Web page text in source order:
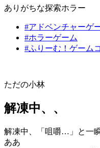
ありがちな探索ホラー
#アドベンチャーゲ
#ホラーゲーム
#ふりーむ！ゲーム
ただの小林
解凍中、、
解凍中、「咀嚼…」と一
ああ